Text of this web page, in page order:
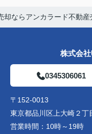
ならアンカラード不動産
株式会
0345306061
〒152-0013
東京都品川区上大崎２
営業時間： 10時～19時